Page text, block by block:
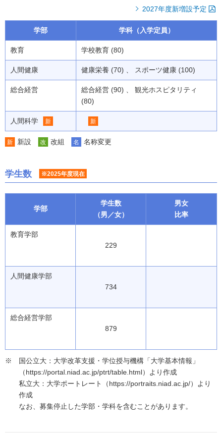
2027年度新増設予定
学部 学科（入学定員）
教育 学校教育 (80)
人間健康 健康栄養 (70) 、 スポーツ健康 (100)
総合経営
総合経営 (90) 、 観光ホスピタリティ
(80)
人間科学 新 新
新 新設 改 改組 名 名称変更
学生数 ※2025年度現在
学部
学生数
（男／女）
男女
比率
教育学部
229
人間健康学部
734
総合経営学部
879
国公立大：大学改革支援・学位授与機構「大学基本情報」
（https://portal.niad.ac.jp/ptrt/table.html）より作成
私立大：大学ポートレート（https://portraits.niad.ac.jp/）より
作成
なお、募集停止した学部・学科を含むことがあります。